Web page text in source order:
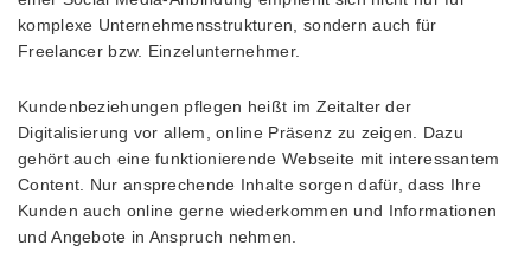
komplexe Unternehmensstrukturen, sondern auch für
Freelancer bzw. Einzelunternehmer.
Kundenbeziehungen pflegen heißt im Zeitalter der
Digitalisierung vor allem, online Präsenz zu zeigen. Dazu
gehört auch eine funktionierende Webseite mit interessantem
Content. Nur ansprechende Inhalte sorgen dafür, dass Ihre
Kunden auch online gerne wiederkommen und Informationen
und Angebote in Anspruch nehmen.